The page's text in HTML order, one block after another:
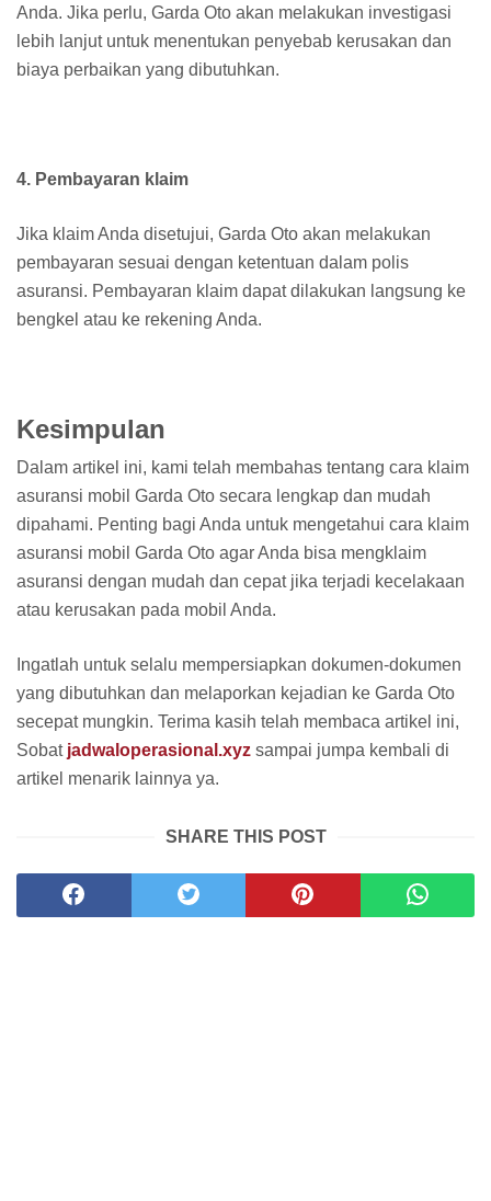
Anda. Jika perlu, Garda Oto akan melakukan investigasi
lebih lanjut untuk menentukan penyebab kerusakan dan
biaya perbaikan yang dibutuhkan.
4. Pembayaran klaim
Jika klaim Anda disetujui, Garda Oto akan melakukan
pembayaran sesuai dengan ketentuan dalam polis
asuransi. Pembayaran klaim dapat dilakukan langsung ke
bengkel atau ke rekening Anda.
Kesimpulan
Dalam artikel ini, kami telah membahas tentang cara klaim
asuransi mobil Garda Oto secara lengkap dan mudah
dipahami. Penting bagi Anda untuk mengetahui cara klaim
asuransi mobil Garda Oto agar Anda bisa mengklaim
asuransi dengan mudah dan cepat jika terjadi kecelakaan
atau kerusakan pada mobil Anda.
Ingatlah untuk selalu mempersiapkan dokumen-dokumen
yang dibutuhkan dan melaporkan kejadian ke Garda Oto
secepat mungkin. Terima kasih telah membaca artikel ini,
Sobat jadwaloperasional.xyz sampai jumpa kembali di
artikel menarik lainnya ya.
SHARE THIS POST